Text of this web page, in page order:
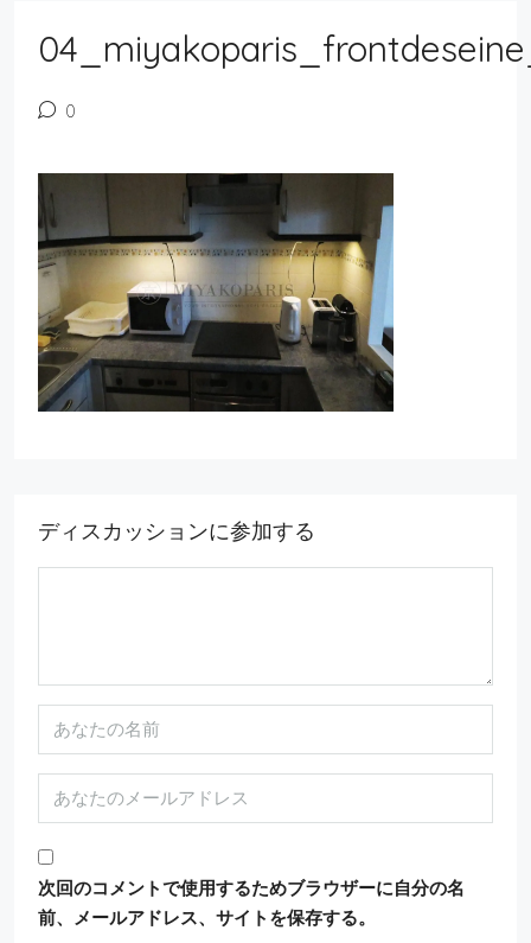
0
ディスカッションに参加する
次回のコメントで使用するためブラウザーに自分の名
前、メールアドレス、サイトを保存する。